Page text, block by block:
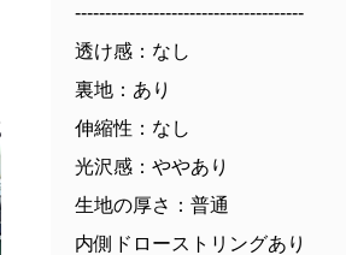
--------------------------------------
透け感：なし
裏地：あり
伸縮性：なし
光沢感：ややあり
生地の厚さ：普通
内側ドローストリングあり